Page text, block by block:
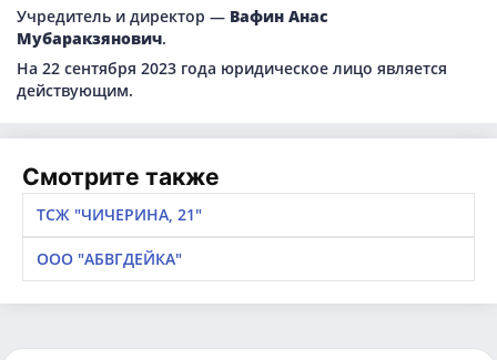
Учредитель и директор — Вафин Анас
Мубаракзянович.
На 22 сентября 2023 года юридическое лицо является
действующим.
Смотрите также
ТСЖ "ЧИЧЕРИНА, 21"
ООО "АБВГДЕЙКА"